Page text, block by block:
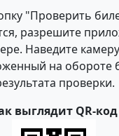
"Проверить
разрешите
Наведите
на обороте
проверки.
выглядит QR-код